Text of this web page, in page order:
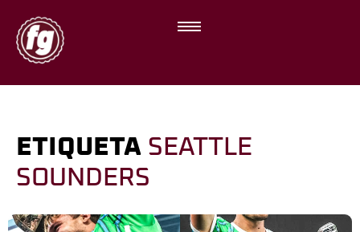
ETIQUETA SEATTLE
SOUNDERS